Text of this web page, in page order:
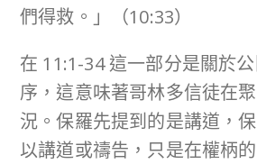
們得救。」（10:33）
在 11:1-34 這一部分是關於
序，這意味著哥林多信徒在
況。保羅先提到的是講道，
以講道或禱告，只是在權柄